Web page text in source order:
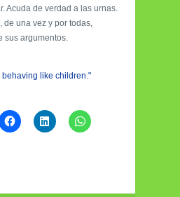
Acuda de verdad a las urnas.
de una vez y por todas,
sus argumentos.
behaving like children."